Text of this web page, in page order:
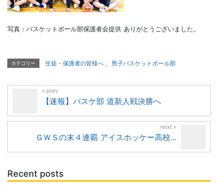
写真：バスケットボール部保護者会提供 ありがとうございました。
カテゴリー 生徒・保護者の皆様へ 、 男子バスケットボール部
【速報】バスケ部 道新人戦決勝へ
ＧＷＳの末４連覇 アイスホッケー高校...
Recent posts